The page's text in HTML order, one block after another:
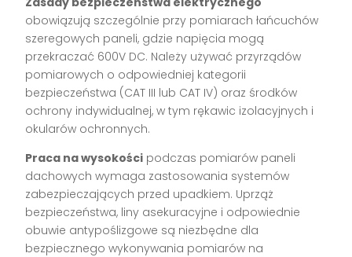
obowiązują szczególnie przy pomiarach łańcuchów
szeregowych paneli, gdzie napięcia mogą
przekraczać 600V DC. Należy używać przyrządów
pomiarowych o odpowiedniej kategorii
bezpieczeństwa (CAT III lub CAT IV) oraz środków
ochrony indywidualnej, w tym rękawic izolacyjnych i
okularów ochronnych.
Praca na wysokości podczas pomiarów paneli
dachowych wymaga zastosowania systemów
zabezpieczających przed upadkiem. Uprząż
bezpieczeństwa, liny asekuracyjne i odpowiednie
obuwie antypoślizgowe są niezbędne dla
bezpiecznego wykonywania pomiarów na